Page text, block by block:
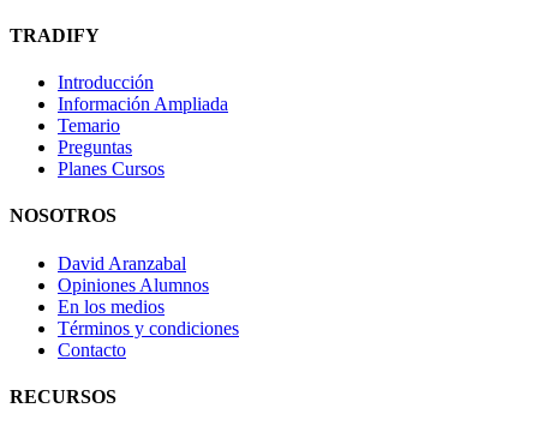
TRADIFY
Introducción
Información Ampliada
Temario
Preguntas
Planes Cursos
NOSOTROS
David Aranzabal
Opiniones Alumnos
En los medios
Términos y condiciones
Contacto
RECURSOS